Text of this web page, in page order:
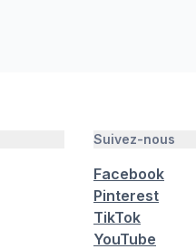
Suivez-nous
Facebook
Pinterest
TikTok
YouTube